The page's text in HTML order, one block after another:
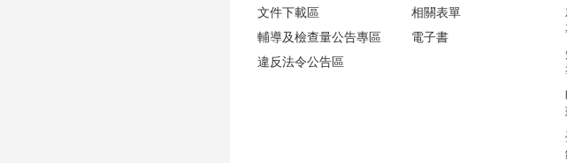
文件下載區
輔導及檢查量公告專區
違反法令公告區
相關表單
電子書